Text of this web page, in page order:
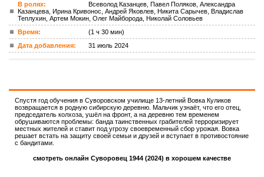
В ролях:
Всеволод Казанцев, Павел Поляков, Александра
Казанцева, Ирина Кривонос, Андрей Яковлев, Никита Сарычев, Владислав
Теплухин, Артем Мокин, Олег Майборода, Николай Соловьев
Время:
(1 ч 30 мин)
Дата добавления:
31 июль 2024
Спустя год обучения в Суворовском училище 13-летний Вовка Куликов
возвращается в родную сибирскую деревню. Мальчик узнаёт, что его отец,
председатель колхоза, ушёл на фронт, а на деревню тем временем
обрушиваются проблемы: банда таинственных грабителей терроризирует
местных жителей и ставит под угрозу своевременный сбор урожая. Вовка
решает встать на защиту своей семьи и друзей и вступает в противостояние
с бандитами.
смотреть онлайн Суворовец 1944 (2024) в хорошем качестве